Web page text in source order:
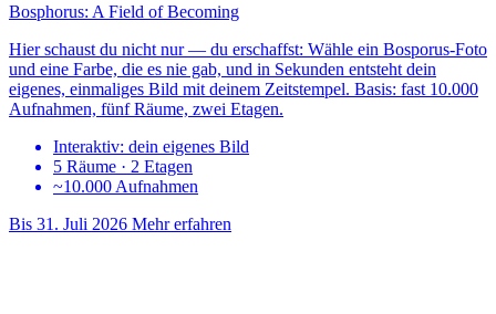
Bosphorus: A Field of Becoming
Hier schaust du nicht nur — du erschaffst: Wähle ein Bosporus-Foto
und eine Farbe, die es nie gab, und in Sekunden entsteht dein
eigenes, einmaliges Bild mit deinem Zeitstempel. Basis: fast 10.000
Aufnahmen, fünf Räume, zwei Etagen.
Interaktiv: dein eigenes Bild
5 Räume · 2 Etagen
~10.000 Aufnahmen
Bis 31. Juli 2026 Mehr erfahren